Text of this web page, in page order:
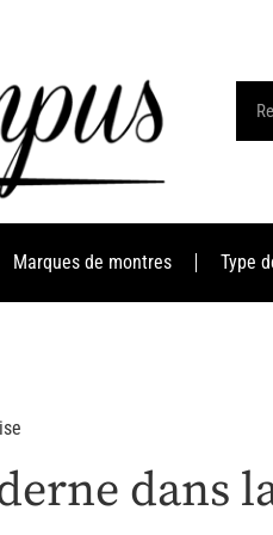
Marques de montres Type
dans